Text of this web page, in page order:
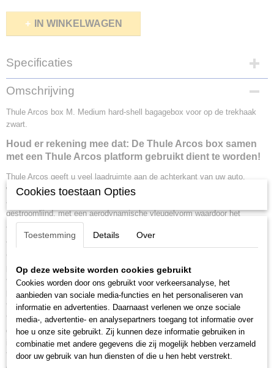
IN WINKELWAGEN
Specificaties
Bruto gewicht
10,00 Kg
Omschrijving
Thule Arcos box M. Medium hard-shell bagagebox voor op de trekhaak
zwart.
Houd er rekening mee dat: De Thule Arcos box samen
met een Thule Arcos platform gebruikt dient te worden!
Thule Arcos geeft u veel laadruimte aan de achterkant van uw auto,
waardoor het dak vrij blijft om de windweerstand te verminderen of om
andere ladingen te vervoeren. Het ontwerp van Thule Arcos is modern en
gestroomlijnd, met een aerodynamische vleugelvorm waardoor het
aanvoelt als een natuurlijke verlenging van het voertuig.
Thule Arcos Box productkenmerken:
* Hoogwaardige laadbak die de bagageruimte van uw auto met tot wel 300
liter vergroot
* Aerodynamisch ontwerp om de impact op het brandstofverbruik of het
bereik van uw elektrische voertuig zoveel mogelijk te beperken
* Bagagebox door één persoon te bevestigen
* SlideLock-systeem met gescheiden sluit- en openingsfuncties die het
deksel automatisch afsluiten, en dat aangeeft wanneer de dakkoffer veilig
is gesloten
* Koffer zit laag bij de grond, waardoor het ergonomisch is en gemakkelijk
Cookies toestaan Opties
Toestemming Details Over
Op deze website worden cookies gebruikt
Cookies worden door ons gebruikt voor verkeersanalyse, het
aanbieden van sociale media-functies en het personaliseren van
informatie en advertenties. Daarnaast verlenen we onze sociale
media-, advertentie- en analysepartners toegang tot informatie over
hoe u onze site gebruikt. Zij kunnen deze informatie gebruiken in
combinatie met andere gegevens die zij mogelijk hebben verzameld
door uw gebruik van hun diensten of die u hen hebt verstrekt.